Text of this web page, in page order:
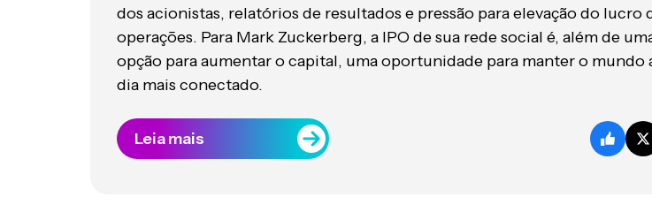
dos acionistas, relatórios de resultados e pressão para elevação do lucro
operações. Para Mark Zuckerberg, a IPO de sua rede social é, além de
opção para aumentar o capital, uma oportunidade para manter o mundo
dia mais conectado.
Leia mais